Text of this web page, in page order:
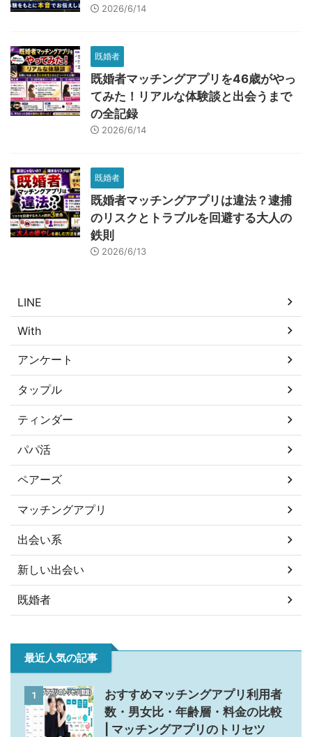
2026/6/14
既婚者
既婚者マッチングアプリを46歳がやっ
てみた！リアルな体験談と出会うまで
の全記録
2026/6/14
既婚者
既婚者マッチングアプリは違法？逮捕
のリスクとトラブルを回避する大人の
鉄則
2026/6/13
LINE
With
アンケート
タップル
ティンダー
パパ活
ペアーズ
マッチングアプリ
出会い系
新しい出会い
既婚者
最近人気の記事
1
おすすめマッチングアプリ利用者
数・男女比・年齢層・料金の比較
| マッチングアプリのトリセツ